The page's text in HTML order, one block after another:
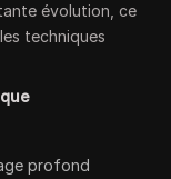
évolution, ce
techniques
profond